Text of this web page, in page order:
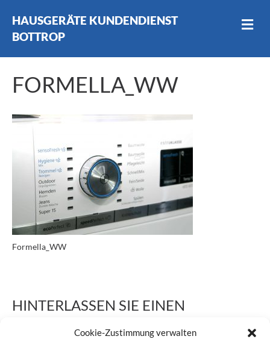
Cookie-Zustimmung verwalten
HAUSGERÄTE KUNDENDIENST
BOTTROP
N
A
I
FORMELLA_WW
Formella_WW
HINTERLASSEN SIE EINEN
KOMMENTAR